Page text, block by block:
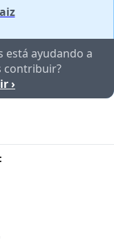
está ayudando a
contribuir?
›